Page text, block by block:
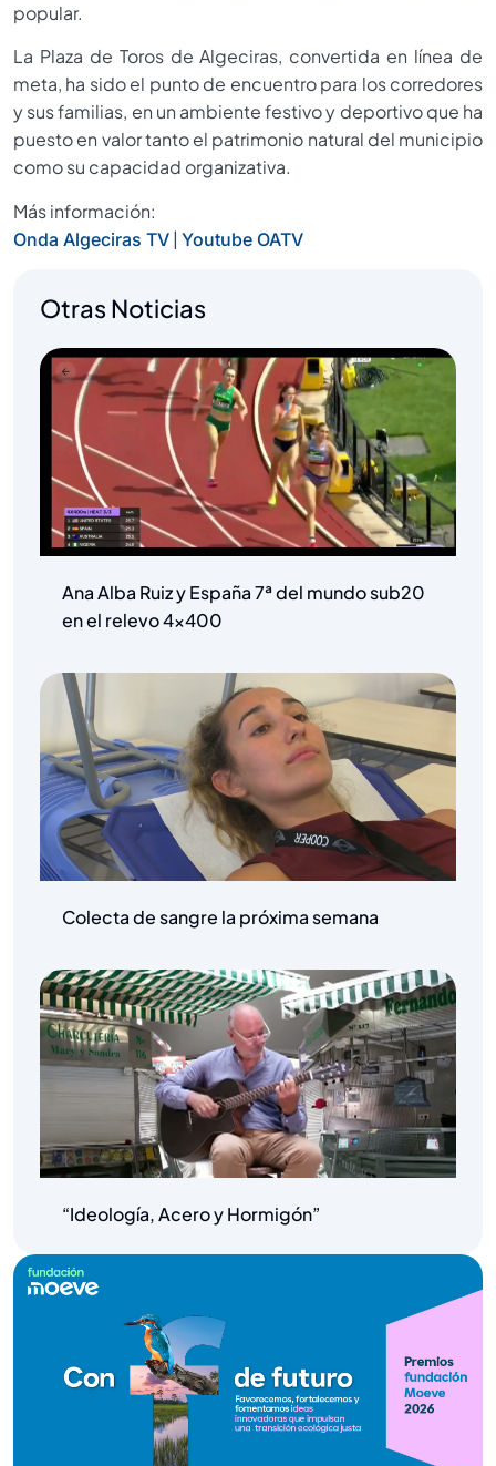
popular.
La Plaza de Toros de Algeciras, convertida en línea de
meta, ha sido el punto de encuentro para los corredores
y sus familias, en un ambiente festivo y deportivo que ha
puesto en valor tanto el patrimonio natural del municipio
como su capacidad organizativa.
Más información:
Onda Algeciras TV | Youtube OATV
Otras Noticias
Ana Alba Ruiz y España 7ª del mundo sub20
en el relevo 4×400
Colecta de sangre la próxima semana
“Ideología, Acero y Hormigón”